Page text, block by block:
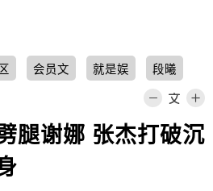
会员文 就是娱 段曦
腿谢娜 张杰打破沉